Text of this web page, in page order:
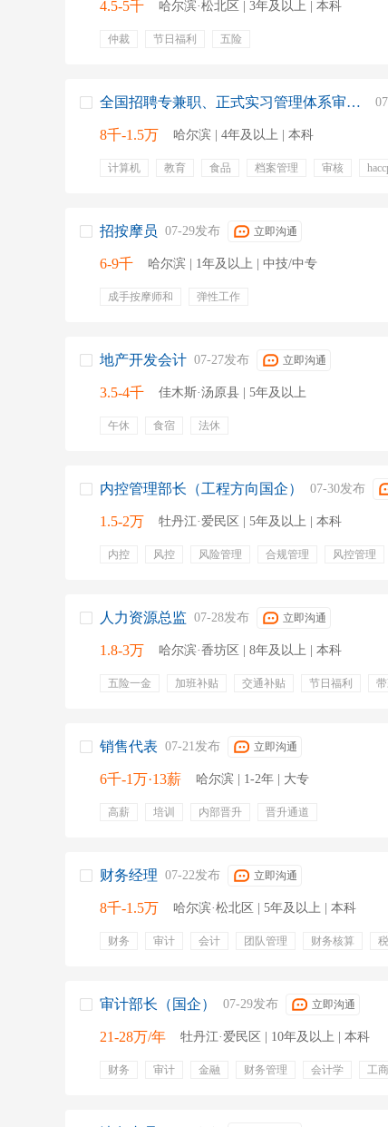
4.5-5千 哈尔滨·松北区 | 3年及以上 | 本科
仲裁 节日福利 五险
全国招聘专兼职、正式实习管理体系审核员、产品检查员
8千-1.5万 哈尔滨 | 4年及以上 | 本科
计算机 教育 食品 档案管理 审核
招按摩员 07-29发布 立即沟通
6-9千 哈尔滨 | 1年及以上 | 中技/中专
成手按摩师和 弹性工作
地产开发会计 07-27发布 立即沟通
3.5-4千 佳木斯·汤原县 | 5年及以上
午休 食宿 法休
内控管理部长（工程方向国企） 07-30发布
1.5-2万 牡丹江·爱民区 | 5年及以上 | 本科
内控 风控 风险管理 合规管理 风控管理
人力资源总监 07-28发布 立即沟通
1.8-3万 哈尔滨·香坊区 | 8年及以上 | 本科
五险一金 加班补贴 交通补贴 节日福利
销售代表 07-21发布 立即沟通
6千-1万·13薪 哈尔滨 | 1-2年 | 大专
高薪 培训 内部晋升 晋升通道
财务经理 07-22发布 立即沟通
8千-1.5万 哈尔滨·松北区 | 5年及以上 | 本科
财务 审计 会计 团队管理 财务核算
审计部长（国企） 07-29发布 立即沟通
21-28万/年 牡丹江·爱民区 | 10年及以上 | 本科
财务 审计 金融 财务管理 会计学 工